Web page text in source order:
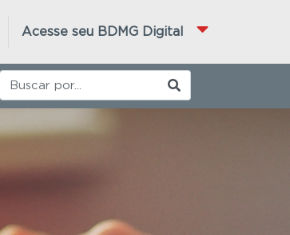
Acesse seu BDMG Digital